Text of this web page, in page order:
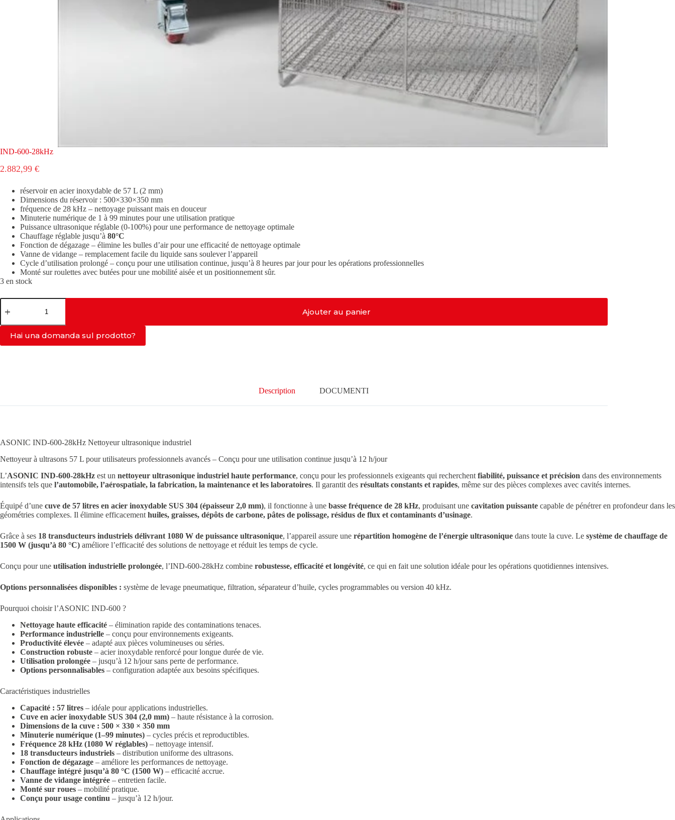
IND-600-28kHz
2.882,99 €
réservoir en acier inoxydable de 57 L (2 mm)
Dimensions du réservoir : 500×330×350 mm
fréquence de 28 kHz – nettoyage puissant mais en douceur
Minuterie numérique de 1 à 99 minutes pour une utilisation pratique
Puissance ultrasonique réglable (0-100%) pour une performance de nettoyage optimale
Chauffage réglable jusqu’à 80°C
Fonction de dégazage – élimine les bulles d’air pour une efficacité de nettoyage optimale
Vanne de vidange – remplacement facile du liquide sans soulever l’appareil
Cycle d’utilisation prolongé – conçu pour une utilisation continue, jusqu’à 8 heures par jour pour les opérations professionnelles
Monté sur roulettes avec butées pour une mobilité aisée et un positionnement sûr.
3 en stock
quantité
de
600-
28kHz
Ajouter au panier
Hai una domanda sul prodotto?
Description DOCUMENTI
ASONIC IND-600-28kHz Nettoyeur ultrasonique industriel
Nettoyeur à ultrasons 57 L pour utilisateurs professionnels avancés – Conçu pour une utilisation continue jusqu’à 12 h/jour
L’ASONIC IND-600-28kHz est un nettoyeur ultrasonique industriel haute performance, conçu pour les professionnels exigeants qui recherchent fiabilité, puissance et précision dans des environnements
intensifs tels que l’automobile, l’aérospatiale, la fabrication, la maintenance et les laboratoires. Il garantit des résultats constants et rapides, même sur des pièces complexes avec cavités internes.
Équipé d’une cuve de 57 litres en acier inoxydable SUS 304 (épaisseur 2,0 mm), il fonctionne à une basse fréquence de 28 kHz, produisant une cavitation puissante capable de pénétrer en profondeur dans les
géométries complexes. Il élimine efficacement huiles, graisses, dépôts de carbone, pâtes de polissage, résidus de flux et contaminants d’usinage.
Grâce à ses 18 transducteurs industriels délivrant 1080 W de puissance ultrasonique, l’appareil assure une répartition homogène de l’énergie ultrasonique dans toute la cuve. Le système de chauffage de
1500 W (jusqu’à 80 °C) améliore l’efficacité des solutions de nettoyage et réduit les temps de cycle.
Conçu pour une utilisation industrielle prolongée, l’IND-600-28kHz combine robustesse, efficacité et longévité, ce qui en fait une solution idéale pour les opérations quotidiennes intensives.
Options personnalisées disponibles : système de levage pneumatique, filtration, séparateur d’huile, cycles programmables ou version 40 kHz.
Pourquoi choisir l’ASONIC IND-600 ?
Nettoyage haute efficacité – élimination rapide des contaminations tenaces.
Performance industrielle – conçu pour environnements exigeants.
Productivité élevée – adapté aux pièces volumineuses ou séries.
Construction robuste – acier inoxydable renforcé pour longue durée de vie.
Utilisation prolongée – jusqu’à 12 h/jour sans perte de performance.
Options personnalisables – configuration adaptée aux besoins spécifiques.
Caractéristiques industrielles
Capacité : 57 litres – idéale pour applications industrielles.
Cuve en acier inoxydable SUS 304 (2,0 mm) – haute résistance à la corrosion.
Dimensions de la cuve : 500 × 330 × 350 mm
Minuterie numérique (1–99 minutes) – cycles précis et reproductibles.
Fréquence 28 kHz (1080 W réglables) – nettoyage intensif.
18 transducteurs industriels – distribution uniforme des ultrasons.
Fonction de dégazage – améliore les performances de nettoyage.
Chauffage intégré jusqu’à 80 °C (1500 W) – efficacité accrue.
Vanne de vidange intégrée – entretien facile.
Monté sur roues – mobilité pratique.
Conçu pour usage continu – jusqu’à 12 h/jour.